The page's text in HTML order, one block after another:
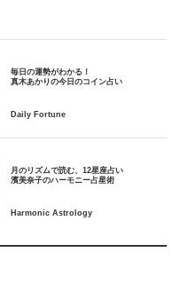
毎日の運勢がわかる！
月のリズムで読む、12星座占い